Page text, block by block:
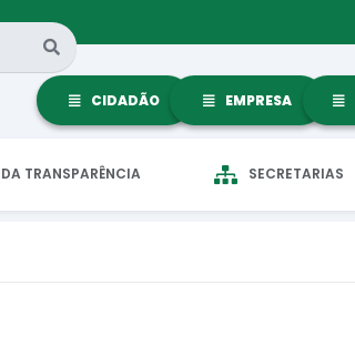
CIDADÃO EMPRESA
TRANSPARÊNCIA SECRETARIAS